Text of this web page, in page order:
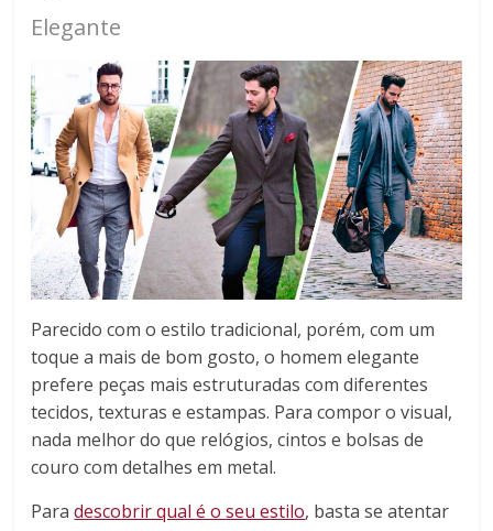
Elegante
Parecido com o estilo tradicional, porém, com um
toque a mais de bom gosto, o homem elegante
prefere peças mais estruturadas com diferentes
tecidos, texturas e estampas. Para compor o visual,
nada melhor do que relógios, cintos e bolsas de
couro com detalhes em metal.
Paradescobrir qual é o seu estilo, basta se atentar